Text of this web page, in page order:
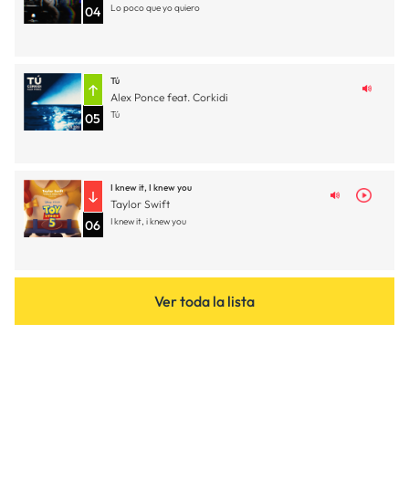
04 Lo poco que yo quiero
05
Tú
Alex Ponce feat. Corkidi
Tú
06
I knew it, I knew you
Taylor Swift
I knew it, i knew you
Ver toda la lista